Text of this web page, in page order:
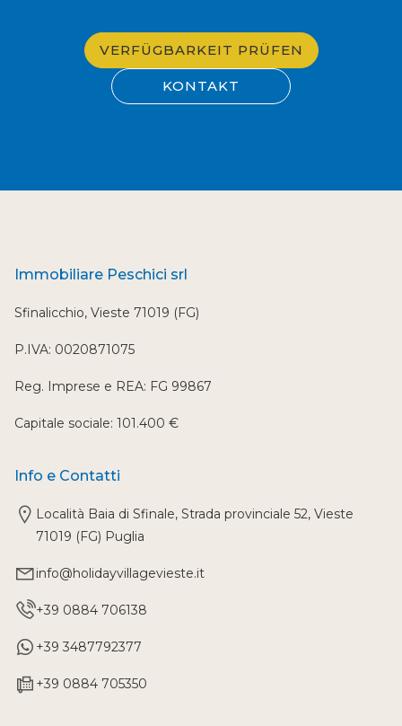
VERFÜGBARKEIT PRÜFEN
KONTAKT
Immobiliare Peschici srl
Sfinalicchio, Vieste 71019 (FG)
P.IVA: 0020871075
Reg. Imprese e REA: FG 99867
Capitale sociale: 101.400 €
Info e Contatti
Località Baia di Sfinale, Strada provinciale 52, Vieste
71019 (FG) Puglia
info@holidayvillagevieste.it
+39 0884 706138
+39 3487792377
+39 0884 705350